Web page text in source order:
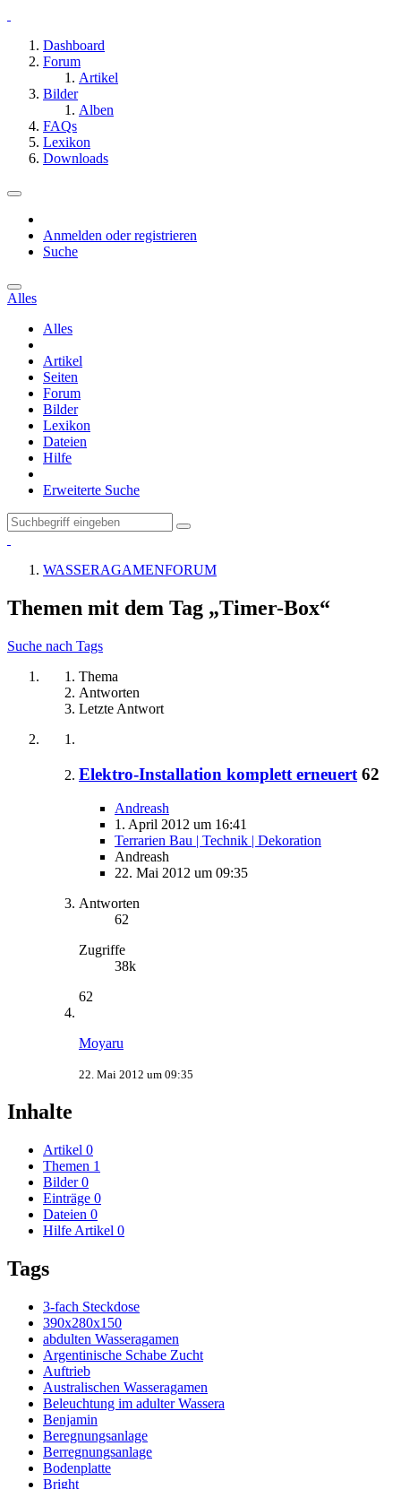
Dashboard
Forum
Artikel
Bilder
Alben
FAQs
Lexikon
Downloads
Anmelden oder registrieren
Suche
Alles
Alles
Artikel
Seiten
Forum
Bilder
Lexikon
Dateien
Hilfe
Erweiterte Suche
WASSERAGAMENFORUM
Themen mit dem Tag „Timer-Box“
Suche nach Tags
Thema
Antworten
Letzte Antwort
Elektro-Installation komplett erneuert 62
Andreash
1. April 2012 um 16:41
Terrarien Bau | Technik | Dekoration
Andreash
22. Mai 2012 um 09:35
Antworten
62
Zugriffe
38k
62
Moyaru
22. Mai 2012 um 09:35
Inhalte
Artikel 0
Themen 1
Bilder 0
Einträge 0
Dateien 0
Hilfe Artikel 0
Tags
3-fach Steckdose
390x280x150
abdulten Wasseragamen
Argentinische Schabe Zucht
Auftrieb
Australischen Wasseragamen
Beleuchtung im adulter Wassera
Benjamin
Beregnungsanlage
Berregnungsanlage
Bodenplatte
Bright